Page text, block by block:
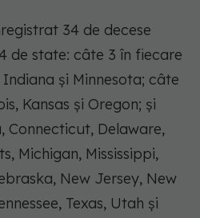
34 de decese
de state: câte 3 în fiecare
și Minnesota; câte
Kansas și Oregon; și
Connecticut, Delaware,
Michigan, Mississippi,
New Jersey, New
Texas, Utah și